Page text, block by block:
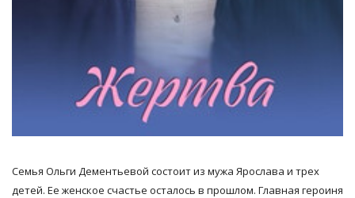
Семья Ольги Дементьевой состоит из мужа Ярослава и трех
детей. Ее женское счастье осталось в прошлом. Главная героиня